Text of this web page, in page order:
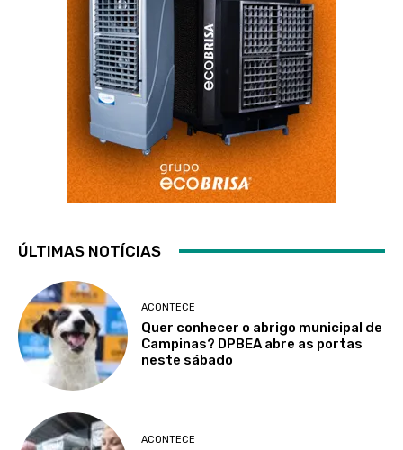
ÚLTIMAS NOTÍCIAS
ACONTECE
Quer conhecer o abrigo municipal de
Campinas? DPBEA abre as portas
neste sábado
ACONTECE